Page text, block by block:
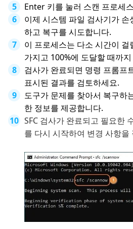
Enter 키를 눌러 스캔 프로세
이제 시스템 파일 검사기가
하고 복구를 시도합니다.
이 프로세스는 다소 시간이
가지고 100%에 도달할 때까
검사가 완료되면 명령 프롬프
표시된 결과를 검토하세요.
도구가 문제를 찾아서 복구하
한 정보를 제공합니다.
SFC 검사가 완료되고 필요한
를 다시 시작하여 변경 사항을